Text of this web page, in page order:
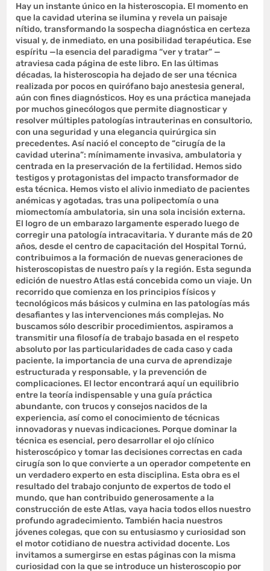
Hay un instante único en la histeroscopia. El momento en
que la cavidad uterina se ilumina y revela un paisaje
nítido, transformando la sospecha diagnóstica en certeza
visual y, de inmediato, en una posibilidad terapéutica. Ese
espíritu —la esencia del paradigma “ver y tratar” —
atraviesa cada página de este libro. En las últimas
décadas, la histeroscopia ha dejado de ser una técnica
realizada por pocos en quirófano bajo anestesia general,
aún con fines diagnósticos. Hoy es una práctica manejada
por muchos ginecólogos que permite diagnosticar y
resolver múltiples patologías intrauterinas en consultorio,
con una seguridad y una elegancia quirúrgica sin
precedentes. Así nació el concepto de “cirugía de la
cavidad uterina”: mínimamente invasiva, ambulatoria y
centrada en la preservación de la fertilidad. Hemos sido
testigos y protagonistas del impacto transformador de
esta técnica. Hemos visto el alivio inmediato de pacientes
anémicas y agotadas, tras una polipectomía o una
miomectomía ambulatoria, sin una sola incisión externa.
El logro de un embarazo largamente esperado luego de
corregir una patología intracavitaria. Y durante más de 20
años, desde el centro de capacitación del Hospital Tornú,
contribuimos a la formación de nuevas generaciones de
histeroscopistas de nuestro país y la región. Esta segunda
edición de nuestro Atlas está concebida como un viaje. Un
recorrido que comienza en los principios físicos y
tecnológicos más básicos y culmina en las patologías más
desafiantes y las intervenciones más complejas. No
buscamos sólo describir procedimientos, aspiramos a
transmitir una filosofía de trabajo basada en el respeto
absoluto por las particularidades de cada caso y cada
paciente, la importancia de una curva de aprendizaje
estructurada y responsable, y la prevención de
complicaciones. El lector encontrará aquí un equilibrio
entre la teoría indispensable y una guía práctica
abundante, con trucos y consejos nacidos de la
experiencia, así como el conocimiento de técnicas
innovadoras y nuevas indicaciones. Porque dominar la
técnica es esencial, pero desarrollar el ojo clínico
histeroscópico y tomar las decisiones correctas en cada
cirugía son lo que convierte a un operador competente en
un verdadero experto en esta disciplina. Esta obra es el
resultado del trabajo conjunto de expertos de todo el
mundo, que han contribuido generosamente a la
construcción de este Atlas, vaya hacia todos ellos nuestro
profundo agradecimiento. También hacia nuestros
jóvenes colegas, que con su entusiasmo y curiosidad son
el motor cotidiano de nuestra actividad docente. Los
invitamos a sumergirse en estas páginas con la misma
curiosidad con la que se introduce un histeroscopio por